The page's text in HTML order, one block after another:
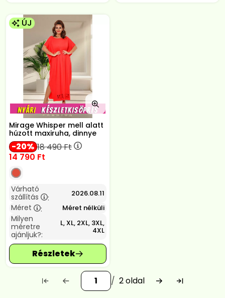
ÚJ
Mirage Whisper mell alatt
húzott maxiruha, dinnye
20 18 490Ft
14 790 Ft
Várható
szállítás
: 2026.08.11
Méret : Méret nélküli
Milyen
méretre
ajánljuk?:
L, XL, 2XL, 3XL,
4XL
2